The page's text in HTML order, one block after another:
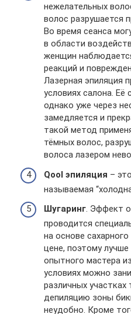
нежелательных
волос разрушается
Во время сеанса
в области
женщин
реакций и
Лазерная эпиляция
условиях салона.
однако уже через
замедляется и
такой метод
тёмных волос,
волоса лазером
Qool эпиляция –
называемая
Шугаринг. Эффект
проводится
на основе
цене, поэтому лучше
опытного мастера
условиях можно
различных участках
депиляцию зоны
неудобно. Кроме